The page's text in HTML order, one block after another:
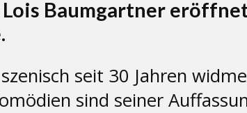
Baumgartner
seit 30 Jahren
sind seiner